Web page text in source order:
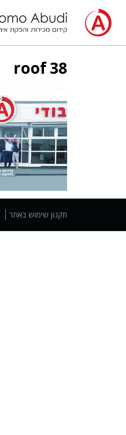
roof 38
תקנון שימוש באתר